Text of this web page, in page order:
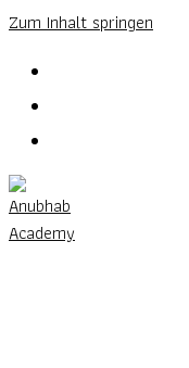
Zum Inhalt springen